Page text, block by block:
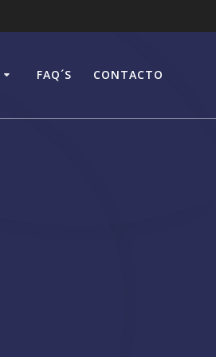
FAQ´S CONTACTO